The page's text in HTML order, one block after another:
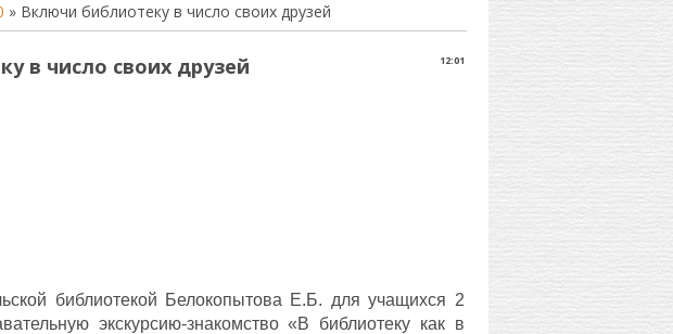
» Включи библиотеку в число своих друзей
12:01
в число своих друзей
библиотекой Белокопытова Е.Б. для учащихся 2
экскурсию-знакомство «В библиотеку как в